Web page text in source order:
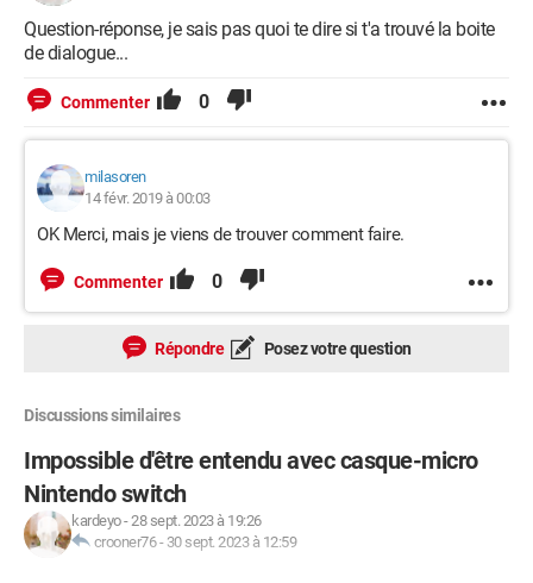
Question-réponse, je sais pas quoi te dire si t'a trouvé la boite
de dialogue...
Commenter 0
milasoren
14 févr. 2019 à 00:03
OK Merci, mais je viens de trouver comment faire.
Commenter 0
Répondre Posez votre question
Discussions similaires
Impossible d'être entendu avec casque-micro
Nintendo switch
kardeyo-28 sept. 2023 à 19:26
crooner76- 30 sept. 2023 à 12:59